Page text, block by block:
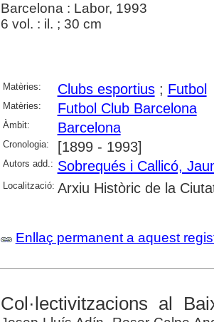
Barcelona : Labor, 1993
6 vol. : il. ; 30 cm
Matèries: Clubs esportius; Futbol
Matèries: Futbol Club Barcelona
Àmbit: Barcelona
Cronologia: [1899 - 1993]
Autors add.: Sobrequés i Callicó,
Localització: Arxiu Històric de la
Enllaç permanent a aquest
Col·lectivitzacions al